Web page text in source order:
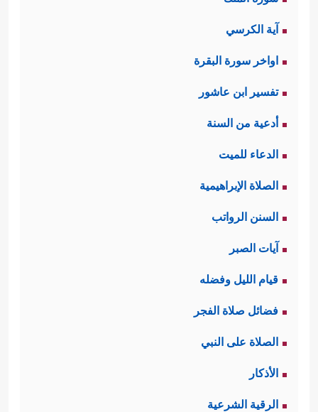
آية الكرسي
اواخر سورة البقرة
تفسير ابن عاشور
أدعية من السنة
الدعاء للميت
الصلاة الإبراهيمية
السنن الرواتب
آيات الصبر
قيام الليل وفضله
فضائل صلاة الفجر
الصلاة على النبي
الأذكار
الرقية الشرعية